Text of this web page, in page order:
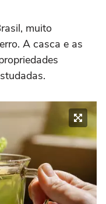
muito
A casca e as